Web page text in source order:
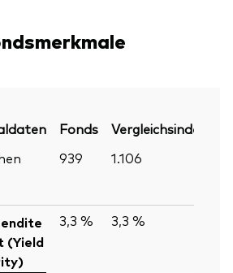
Fonds Vergleichsindex
939 1.106
(Yield
3,3 % 3,3 %